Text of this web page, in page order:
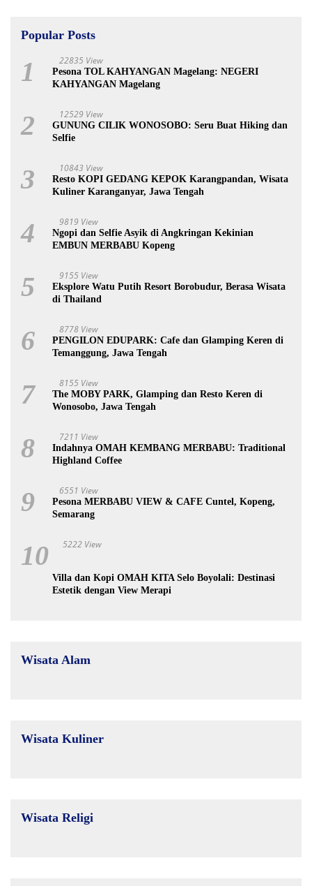
Popular Posts
1 22835 View
Pesona TOL KAHYANGAN Magelang: NEGERI
KAHYANGAN Magelang
2 12529 View
GUNUNG CILIK WONOSOBO: Seru Buat Hiking dan
Selfie
3 10843 View
Resto KOPI GEDANG KEPOK Karangpandan, Wisata
Kuliner Karanganyar, Jawa Tengah
4 9819 View
Ngopi dan Selfie Asyik di Angkringan Kekinian
EMBUN MERBABU Kopeng
5 9155 View
Eksplore Watu Putih Resort Borobudur, Berasa Wisata
di Thailand
6 8778 View
PENGILON EDUPARK: Cafe dan Glamping Keren di
Temanggung, Jawa Tengah
7 8155 View
The MOBY PARK, Glamping dan Resto Keren di
Wonosobo, Jawa Tengah
8 7211 View
Indahnya OMAH KEMBANG MERBABU: Traditional
Highland Coffee
9 6551 View
Pesona MERBABU VIEW & CAFE Cuntel, Kopeng,
Semarang
10 5222 View
Villa dan Kopi OMAH KITA Selo Boyolali: Destinasi
Estetik dengan View Merapi
Wisata Alam
Wisata Kuliner
Wisata Religi